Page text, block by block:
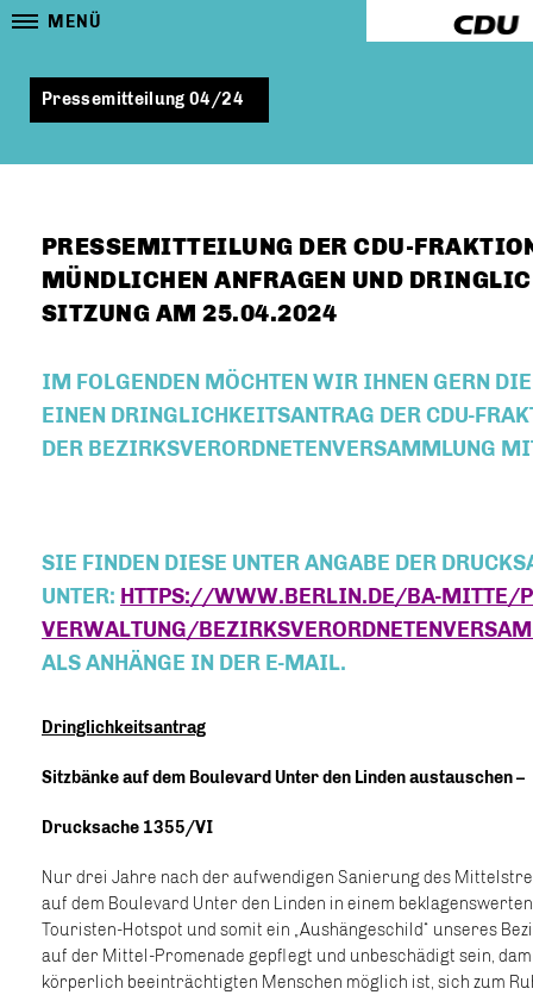
MENÜ
Pressemitteilung 04/24
PRESSEMITTEILUNG DER CDU-
MÜNDLICHEN ANFRAGEN UND
SITZUNG AM 25.04.2024
IM FOLGENDEN MÖCHTEN WIR IHNEN GERN
EINEN DRINGLICHKEITSANTRAG DER CDU-
DER BEZIRKSVERORDNETENVERSAMMLUNG
SIE FINDEN DIESE UNTER ANGABE DER
UNTER: HTTPS://WWW.BERLIN.DE/BA-MITTE/
VERWALTUNG/
ALS ANHÄNGE IN DER E-MAIL.
Dringlichkeitsantrag
Sitzbänke auf dem Boulevard Unter den Linden austauschen –
Drucksache 1355/VI
Nur drei Jahre nach der aufwendigen Sanierung des
auf dem Boulevard Unter den Linden in einem
Touristen-Hotspot und somit ein „Aushängeschild“ unseres
auf der Mittel-Promenade gepflegt und unbeschädigt sein,
körperlich beeinträchtigten Menschen möglich ist, sich zum